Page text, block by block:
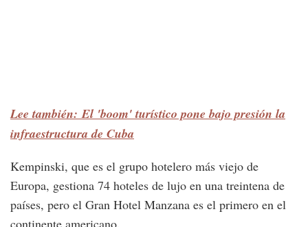
Lee también: El 'boom' turístico pone bajo presión la
infraestructura de Cuba
Kempinski, que es el grupo hotelero más viejo de
Europa, gestiona 74 hoteles de lujo en una treintena de
países, pero el Gran Hotel Manzana es el primero en el
continente americano.